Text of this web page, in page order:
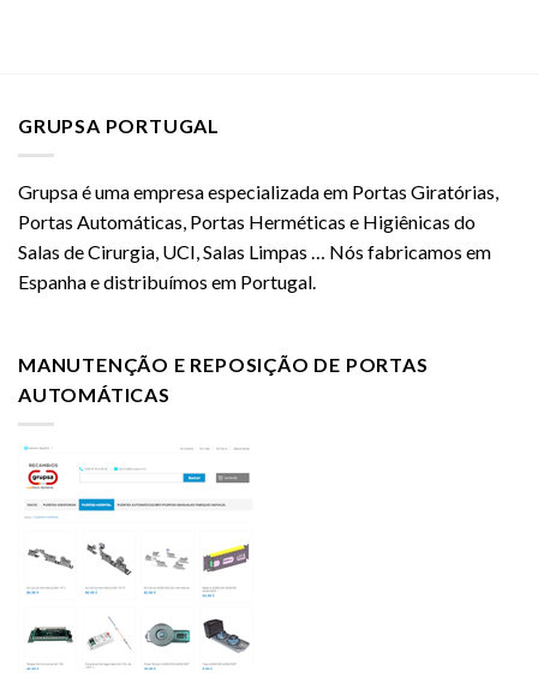
GRUPSA PORTUGAL
Grupsa é uma empresa especializada em Portas Giratórias,
Portas Automáticas, Portas Herméticas e Higiênicas do
Salas de Cirurgia, UCI, Salas Limpas … Nós fabricamos em
Espanha e distribuímos em Portugal.
MANUTENÇÃO E REPOSIÇÃO DE PORTAS
AUTOMÁTICAS